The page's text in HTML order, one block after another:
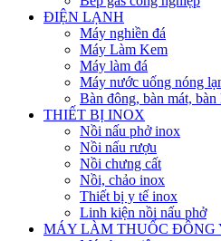
ĐIỆN LẠNH
Máy nghiền đá
Máy Làm Kem
Máy làm đá
Máy nước uống nóng
Bàn đông, bàn mát,
THIẾT BỊ INOX
Nồi nấu phở inox
Nồi nấu rượu
Nồi chưng cất
Nồi, chảo inox
Thiết bị y tế inox
Linh kiện nồi nấu phở
MÁY LÀM THUỐC ĐÔNG